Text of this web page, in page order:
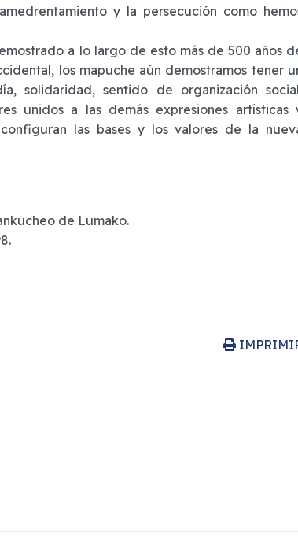
y la persecución como
a lo largo de esto más de 500 años
los mapuche aún demostramos tener
solidaridad, sentido de organización
unidos a las demás expresiones artísticas
las bases y los valores de la
de Lumako.